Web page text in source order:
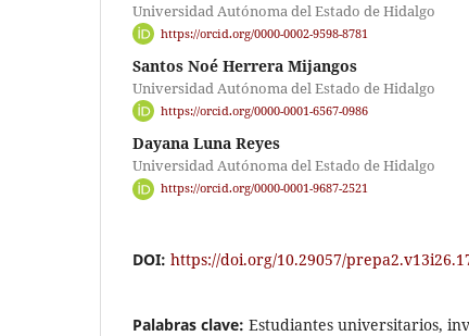
Universidad Autónoma del Estado de Hidalgo
https://orcid.org/0000-0002-9598-8781
Santos Noé Herrera Mijangos
Universidad Autónoma del Estado de Hidalgo
https://orcid.org/0000-0001-6567-0986
Dayana Luna Reyes
Universidad Autónoma del Estado de Hidalgo
https://orcid.org/0000-0001-9687-2521
DOI: https://doi.org/10.29057/
Palabras clave: Estudiantes universitarios,